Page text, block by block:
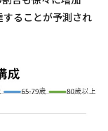
することが予測され